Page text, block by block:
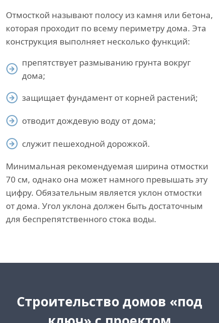
Отмосткой называют полосу из камня или бетона,
которая проходит по всему периметру дома. Эта
конструкция выполняет несколько функций:
препятствует размыванию грунта вокруг
дома;
защищает фундамент от корней растений;
отводит дождевую воду от дома;
служит пешеходной дорожкой.
Минимальная рекомендуемая ширина отмостки
70 см, однако она может намного превышать эту
цифру. Обязательным является уклон отмостки
от дома. Угол уклона должен быть достаточным
для беспрепятственного стока воды.
Cтроительство домов «под